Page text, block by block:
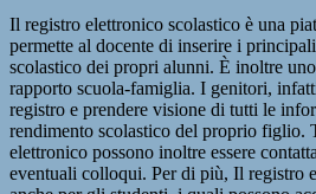
Il registro elettronico scolastico è una
permette al docente di inserire i
scolastico dei propri alunni. È inoltre
rapporto scuola-famiglia. I genitori,
registro e prendere visione di tutti le
rendimento scolastico del proprio figlio.
elettronico possono inoltre essere
eventuali colloqui. Per di più, Il registro